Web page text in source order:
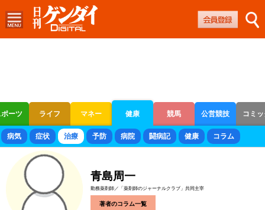
ーツ ライフ マネー 健康 競馬 公営競技 コミ
ボートレース 競輪 オートレース
病気 症状 治療 予防 病院 闘病記 健康 コラム
青島周一
勤務薬剤師／「薬剤師のジャーナルクラブ」共同主宰
著者のコラム一覧